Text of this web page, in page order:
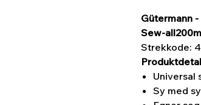
Gütermann
Sew-all200m
Strekkode:
Universal
Sy med